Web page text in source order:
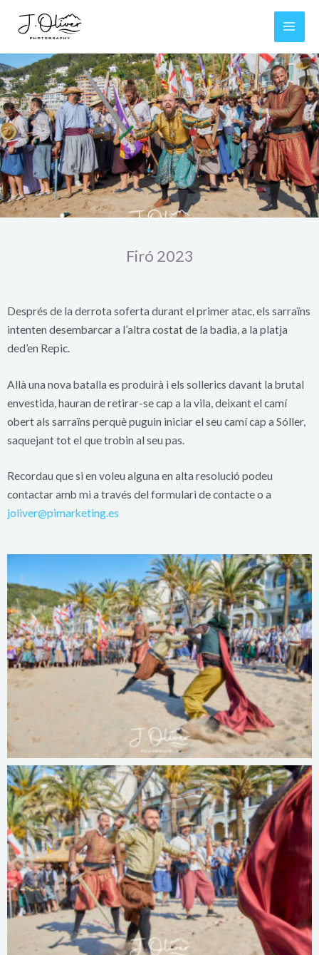
Firó 2023
Després de la derrota soferta durant el primer atac, els sarraïns
intenten desembarcar a l’altra costat de la badia, a la platja
ded’en Repic.
Allà una nova batalla es produirà i els sollerics davant la brutal
envestida, hauran de retirar-se cap a la vila, deixant el camí
obert als sarraïns perquè puguin iniciar el seu camí cap a Sóller,
saquejant tot el que trobin al seu pas.
Recordau que si en voleu alguna en alta resolució podeu
contactar amb mi a través del formulari de contacte o a
joliver@pimarketing.es